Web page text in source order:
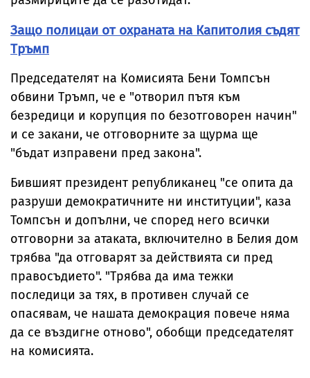
Защо полицаи от охраната на Капитолия съдят
Тръмп
Председателят на Комисията Бени Томпсън
обвини Тръмп, че е "отворил пътя към
безредици и корупция по безотговорен начин"
и се закани, че отговорните за щурма ще
"бъдат изправени пред закона".
Бившият президент републиканец "се опита да
разруши демократичните ни институции", каза
Томпсън и допълни, че според него всички
отговорни за атаката, включително в Белия дом
трябва "да отговарят за действията си пред
правосъдието". "Трябва да има тежки
последици за тях, в противен случай се
опасявам, че нашата демокрация повече няма
да се въздигне отново", обобщи председателят
на комисията.